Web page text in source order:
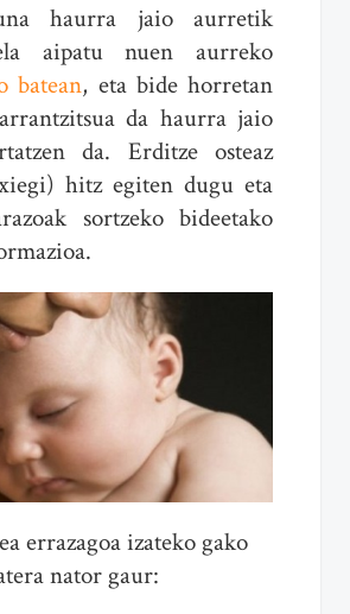
haurra jaio aurretik
aipatu nuen aurreko
batean, eta bide horretan
da haurra jaio
da. Erditze osteaz
hitz egiten dugu eta
sortzeko bideetako
errazagoa izateko gako
nator gaur: